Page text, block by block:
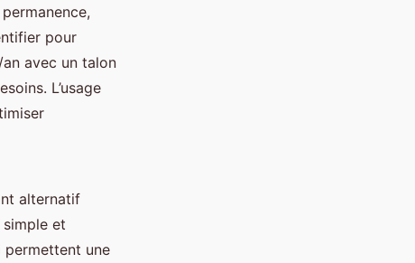
pour
avec un talon
L’usage
alternatif
et
permettent une